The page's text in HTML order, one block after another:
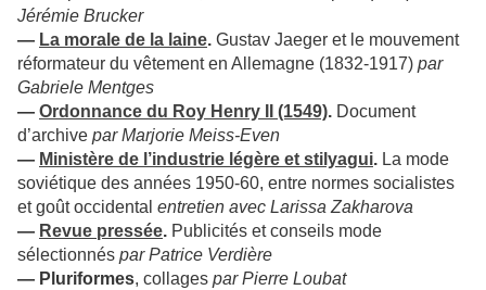
Jérémie Brucker
— La morale de la laine. Gustav Jaeger et le mouvement
réformateur du vêtement en Allemagne (1832-1917) par
Gabriele Mentges
— Ordonnance du Roy Henry II (1549). Document
d’archive par Marjorie Meiss-Even
— Ministère de l’industrie légère et stilyagui. La mode
soviétique des années 1950-60, entre normes socialistes
et goût occidental entretien avec Larissa Zakharova
— Revue pressée. Publicités et conseils mode
sélectionnés par Patrice Verdière
— Pluriformes, collages par Pierre Loubat